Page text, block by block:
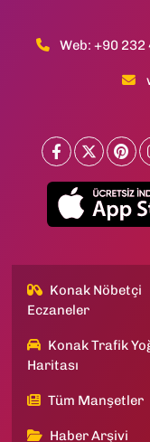
Web: +90
Konak Nöbetçi
Eczaneler
Konak Trafik
Haritası
Tüm Manşetler
Haber Arşivi